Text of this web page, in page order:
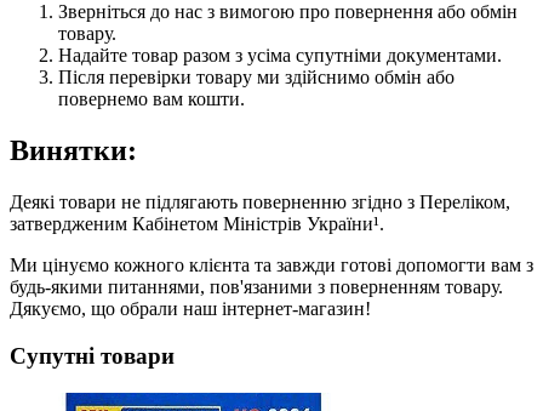
Зверніться до нас з вимогою про повернення або обмін
товару.
Надайте товар разом з усіма супутніми документами.
Після перевірки товару ми здійснимо обмін або
повернемо вам кошти.
Винятки:
Деякі товари не підлягають поверненню згідно з Переліком,
затвердженим Кабінетом Міністрів України¹.
Ми цінуємо кожного клієнта та завжди готові допомогти вам з
будь-якими питаннями, пов'язаними з поверненням товару.
Дякуємо, що обрали наш інтернет-магазин!
Супутні товари